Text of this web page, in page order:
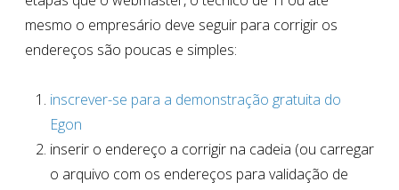
mesmo o empresário deve seguir para corrigir os
endereços são poucas e simples:
inscrever-se para a demonstração gratuita do
Egon
inserir o endereço a corrigir na cadeia (ou carregar
o arquivo com os endereços para validação de